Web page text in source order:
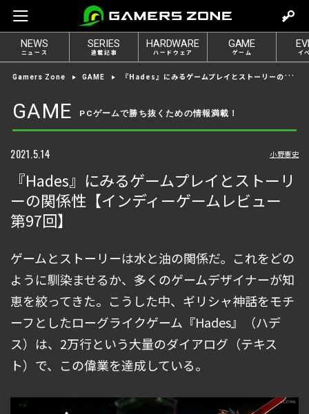
e
t
o
g
NEWS
ニュース
SERIES
連載記事
HARDWARE
ハードウェア
GAME
ゲーム イ
Gamers Zone GAME 『Hades』にみるゲームプレイとストーリーの関係性【インディーゲームレビュー 第97回】
GAME PCゲームで勝ち抜くための情報満載！
2021.5.14 小野憲史
『Hades』にみるゲームプレイとストーリ
ーの関係性【インディーゲームレビュー
第97回】
ゲームとストーリーは水と油の関係だ。これをどの
ように馴染ませるか、多くのゲームデザイナーが知
恵を絞ってきた。こうした中、ギリシャ神話をモチ
ーフとしたローグライクゲーム『Hades』（ハデ
ス）は、2万行という大量のダイアログ（テキス
ト）で、この偉業を達成している。